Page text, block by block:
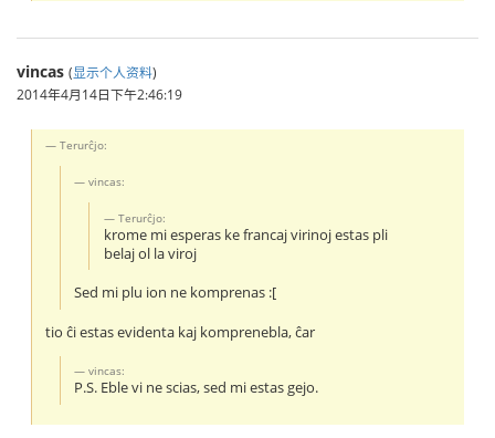
vincas (显示个人资料)
2014年4月14日下午2:46:19
Terurĉjo:
vincas:
Terurĉjo:
krome mi esperas ke francaj virinoj estas pli
belaj ol la viroj
Sed mi plu ion ne komprenas :[
tio ĉi estas evidenta kaj komprenebla, ĉar
vincas:
P.S. Eble vi ne scias, sed mi estas gejo.